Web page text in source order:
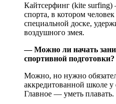
Кайтсерфинг (kite
спорта, в котором
специальной доске,
воздушного змея.
— Можно ли начать
спортивной подготовки?
Можно, но нужно
аккредитованной школе
Главное — уметь плавать.